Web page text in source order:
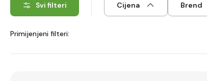
Svi filteri Cijena Brend
Primijenjeni filteri: